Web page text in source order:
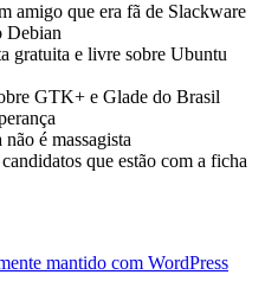
amigo que era fã de Slackware
Debian
gratuita e livre sobre Ubuntu
GTK+ e Glade do Brasil
é massagista
que estão com a ficha
mantido com WordPress